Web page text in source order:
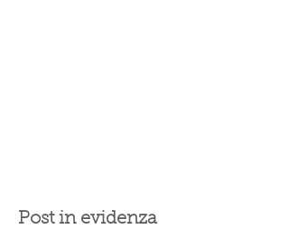
Post in evidenza